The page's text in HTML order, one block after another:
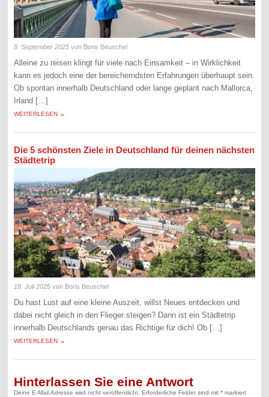
8. September 2025 von Boris Beuschel
Alleine zu reisen klingt für viele nach Einsamkeit – in Wirklichkeit
kann es jedoch eine der bereicherndsten Erfahrungen überhaupt sein.
Ob spontan innerhalb Deutschland oder lange geplant nach Mallorca,
Irland […]
WEITERLESEN →
Die 5 schönsten Ziele in Deutschland für deinen nächsten
Städtetrip
18. Juli 2025 von Boris Beuschel
Du hast Lust auf eine kleine Auszeit, willst Neues entdecken und
dabei nicht gleich in den Flieger steigen? Dann ist ein Städtetrip
innerhalb Deutschlands genau das Richtige für dich! Ob […]
WEITERLESEN →
Hinterlassen Sie eine Antwort
Deine E-Mail-Adresse wird nicht veröffentlicht. Erforderliche Felder sind mit* markiert